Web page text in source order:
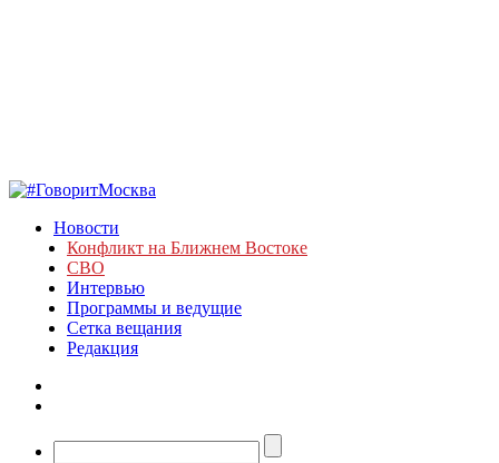
Новости
Конфликт на Ближнем Востоке
СВО
Интервью
Программы и ведущие
Сетка вещания
Редакция